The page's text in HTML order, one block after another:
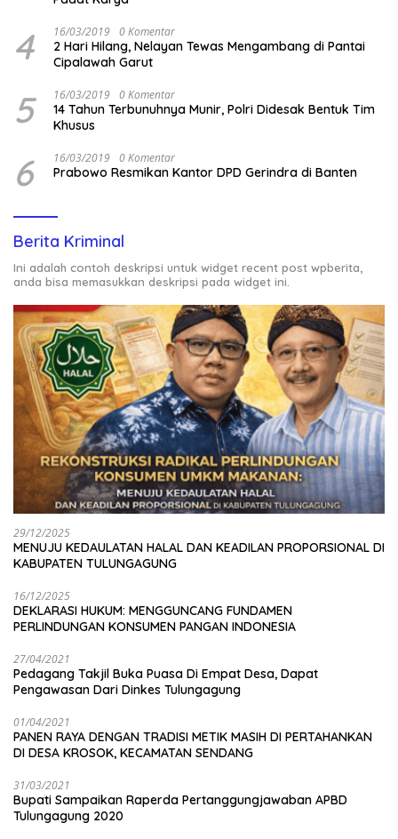
4 16/03/2019 0 Komentar
2 Hari Hilang, Nelayan Tewas Mengambang di Pantai
Cipalawah Garut
5 16/03/2019 0 Komentar
14 Tahun Terbunuhnya Munir, Polri Didesak Bentuk Tim
Khusus
6 16/03/2019 0 Komentar
Prabowo Resmikan Kantor DPD Gerindra di Banten
Berita Kriminal
Ini adalah contoh deskripsi untuk widget recent post wpberita,
anda bisa memasukkan deskripsi pada widget ini.
29/12/2025
MENUJU KEDAULATAN HALAL DAN KEADILAN PROPORSIONAL DI
KABUPATEN TULUNGAGUNG
16/12/2025
DEKLARASI HUKUM: MENGGUNCANG FUNDAMEN
PERLINDUNGAN KONSUMEN PANGAN INDONESIA
27/04/2021
Pedagang Takjil Buka Puasa Di Empat Desa, Dapat
Pengawasan Dari Dinkes Tulungagung
01/04/2021
PANEN RAYA DENGAN TRADISI METIK MASIH DI PERTAHANKAN
DI DESA KROSOK, KECAMATAN SENDANG
31/03/2021
Bupati Sampaikan Raperda Pertanggungjawaban APBD
Tulungagung 2020